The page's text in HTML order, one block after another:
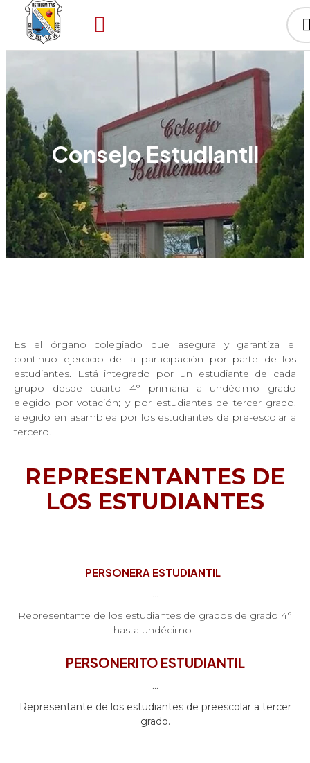
Consejo Estudiantil
Es el órgano colegiado que asegura y garantiza el
continuo ejercicio de la participación por parte de los
estudiantes. Está integrado por un estudiante de cada
grupo desde cuarto 4° primaria a undécimo grado
elegido por votación; y por estudiantes de tercer grado,
elegido en asamblea por los estudiantes de pre-escolar a
tercero.
REPRESENTANTES DE
LOS ESTUDIANTES
PERSONERA ESTUDIANTIL
...
Representante de los estudiantes de grados de grado 4°
hasta undécimo
PERSONERITO ESTUDIANTIL
...
Representante de los estudiantes de preescolar a tercer
grado.